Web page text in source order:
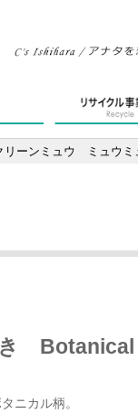
リーンミュウ ミュウ
き
ニカル柄。